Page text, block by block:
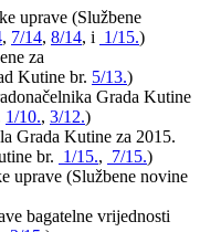
uprave (Službene
, 7/14, 8/14, i 1/15.)
za
Kutine br. 5/13.)
Grada Kutine
1/10., 3/12.)
Grada Kutine za 2015.
br. 1/15., 7/15.)
uprave (Službene novine
bagatelne vrijednosti